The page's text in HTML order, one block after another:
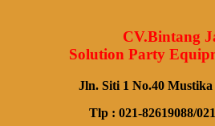
CV.Bintang
Solution Party
Jln. Siti 1 No.40 Mustika
Tlp : 021-82619088/